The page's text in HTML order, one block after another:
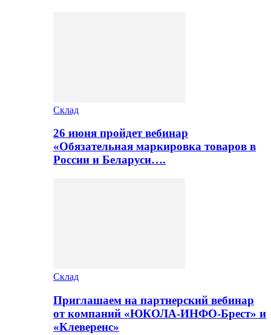
Склад
26 июня пройдет вебинар
«Обязательная маркировка товаров в
России и Беларуси….
Склад
Приглашаем на партнерский вебинар
от компаний «ЮКОЛА-ИНФО-Брест» и
«Клеверенс»